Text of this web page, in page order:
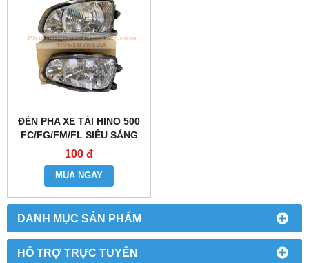
DANH MỤC SẢN PHẨM
HỔ TRỢ TRỰC TUYẾN
ĐÈN PHA XE TẢI HINO 500
FC/FG/FM/FL SIÊU SÁNG
100 đ
MUA NGAY